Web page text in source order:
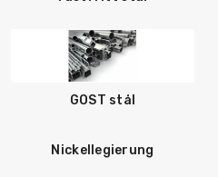
GOST stål
Nickellegierung